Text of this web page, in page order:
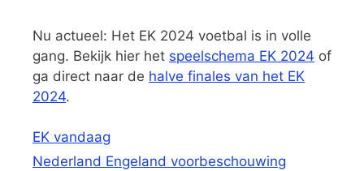
Nu actueel: Het EK 2024 voetbal is in volle
gang. Bekijk hier het speelschema EK 2024 of
ga direct naar de halve finales van het EK
2024.
EK vandaag
Nederland Engeland voorbeschouwing